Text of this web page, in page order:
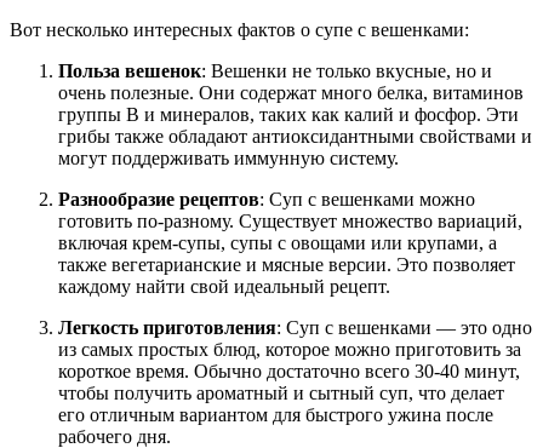
Вот несколько интересных фактов о супе с вешенками:
Польза вешенок: Вешенки не только вкусные, но и
очень полезные. Они содержат много белка, витаминов
группы B и минералов, таких как калий и фосфор. Эти
грибы также обладают антиоксидантными свойствами и
могут поддерживать иммунную систему.
Разнообразие рецептов: Суп с вешенками можно
готовить по-разному. Существует множество вариаций,
включая крем-супы, супы с овощами или крупами, а
также вегетарианские и мясные версии. Это позволяет
каждому найти свой идеальный рецепт.
Легкость приготовления: Суп с вешенками — это одно
из самых простых блюд, которое можно приготовить за
короткое время. Обычно достаточно всего 30-40 минут,
чтобы получить ароматный и сытный суп, что делает
его отличным вариантом для быстрого ужина после
рабочего дня.